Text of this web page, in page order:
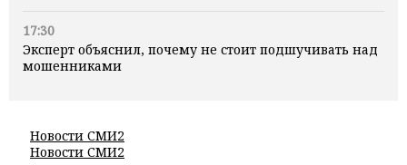
17:30
Эксперт объяснил, почему не стоит подшучивать над
мошенниками
Новости СМИ2
Новости СМИ2